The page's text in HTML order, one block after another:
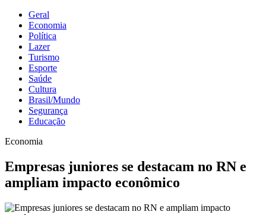
Geral
Economia
Política
Lazer
Turismo
Esporte
Saúde
Cultura
Brasil/Mundo
Segurança
Educação
Economia
Empresas juniores se destacam no RN e
ampliam impacto econômico